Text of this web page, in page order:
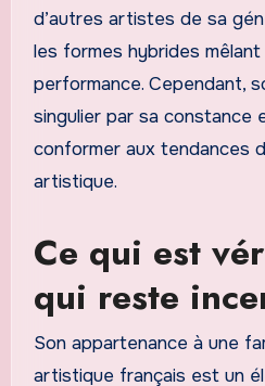
d’autres artistes de sa
les formes hybrides mêlant
performance. Cependant,
singulier par sa constance
conformer aux tendances
artistique.
Ce qui est
qui reste
Son appartenance à une
artistique français est un